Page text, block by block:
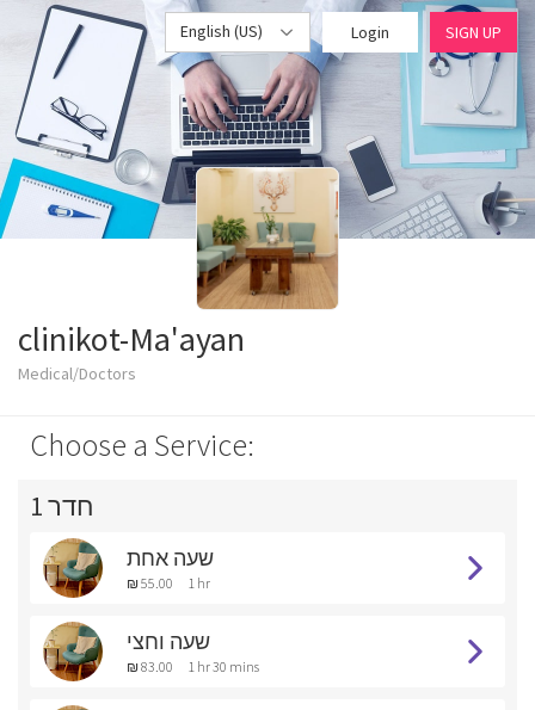
English (US) Login SIGN UP
clinikot-Ma'ayan
Medical/Doctors
Choose a Service:
חדר 1
שעה אחת
₪ 55.00 1 hr
שעה וחצי
₪ 83.00 1 hr 30 mins